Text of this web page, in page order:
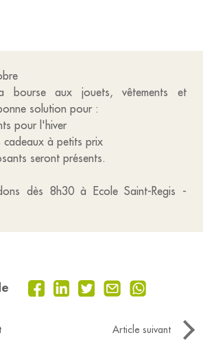
aux jouets, vêtements et
solution pour :
pour l'hiver
cadeaux à petits prix
seront présents.
dès 8h30 à Ecole Saint-Regis -
Article suivant